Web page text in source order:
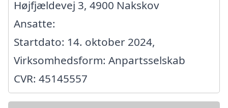
Højfjældevej 3, 4900 Nakskov
Ansatte:
Startdato: 14. oktober 2024,
Virksomhedsform: Anpartsselskab
CVR: 45145557